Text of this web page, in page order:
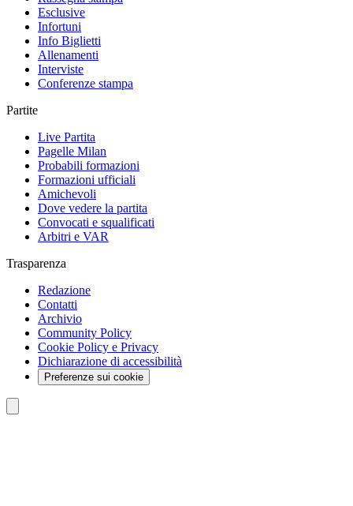
Esclusive
Infortuni
Info Biglietti
Allenamenti
Interviste
Conferenze stampa
Partite
Live Partita
Pagelle Milan
Probabili formazioni
Formazioni ufficiali
Amichevoli
Dove vedere la partita
Convocati e squalificati
Arbitri e VAR
Trasparenza
Redazione
Contatti
Archivio
Community Policy
Cookie Policy e Privacy
Dichiarazione di accessibilità
Preferenze sui cookie